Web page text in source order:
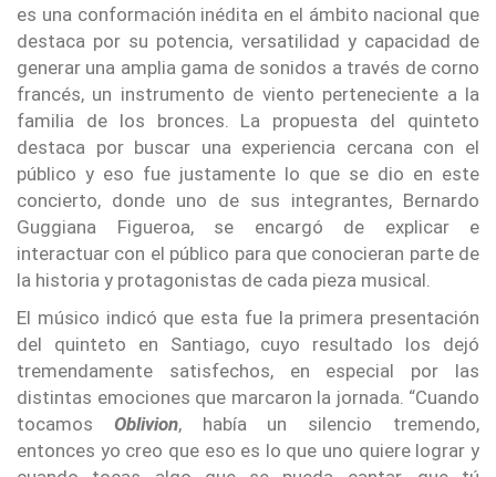
es una conformación inédita en el ámbito nacional que
destaca por su potencia, versatilidad y capacidad de
generar una amplia gama de sonidos a través de corno
francés, un instrumento de viento perteneciente a la
familia de los bronces. La propuesta del quinteto
destaca por buscar una experiencia cercana con el
público y eso fue justamente lo que se dio en este
concierto, donde uno de sus integrantes, Bernardo
Guggiana Figueroa, se encargó de explicar e
interactuar con el público para que conocieran parte de
la historia y protagonistas de cada pieza musical.
El músico indicó que esta fue la primera presentación
del quinteto en Santiago, cuyo resultado los dejó
tremendamente satisfechos, en especial por las
distintas emociones que marcaron la jornada. “Cuando
tocamos Oblivion, había un silencio tremendo,
entonces yo creo que eso es lo que uno quiere lograr y